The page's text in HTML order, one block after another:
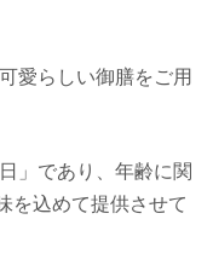
愛らしい御膳をご用
」であり、年齢に関
を込めて提供させて